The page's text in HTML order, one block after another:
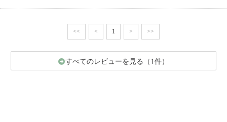
<< < 1 > >>
すべてのレビューを見る（1件）